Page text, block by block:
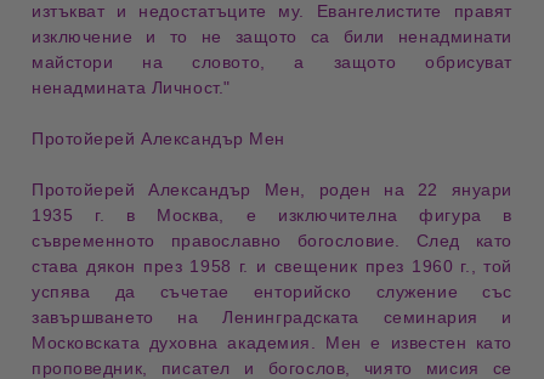
изтъкват и недостатъците му. Евангелистите правят
изключение и то не защото са били ненадминати
майстори на словото , а защото обрисуват
ненадмината Личност."
ПротойерейАлександър Мен
ПротойерейАлександър Мен , роден на 22 януари
1935 г. в Москва , е изключителна фигура в
съвременното православно богословие. След като
става дякон през 1958 г. и свещеник през 1960 г.
, той
успява да съчетае енторийско служение със
завършването на Ленинградската семинария
и
Московската духовна академия
. Мен е известен като
проповедник, писател и богослов , чиято мисия се